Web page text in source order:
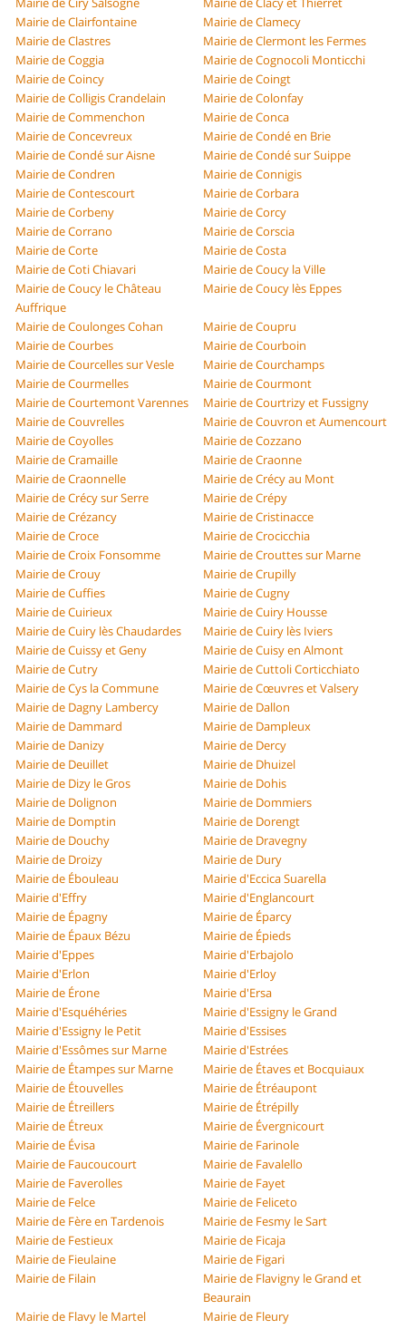
Mairie de Clairfontaine
Mairie de Clamecy
Mairie de Clastres
Mairie de Clermont les Fermes
Mairie de Coggia
Mairie de Cognocoli Monticchi
Mairie de Coincy
Mairie de Coingt
Mairie de Colligis Crandelain
Mairie de Colonfay
Mairie de Commenchon
Mairie de Conca
Mairie de Concevreux
Mairie de Condé en Brie
Mairie de Condé sur Aisne
Mairie de Condé sur Suippe
Mairie de Condren
Mairie de Connigis
Mairie de Contescourt
Mairie de Corbara
Mairie de Corbeny
Mairie de Corcy
Mairie de Corrano
Mairie de Corscia
Mairie de Corte
Mairie de Costa
Mairie de Coti Chiavari
Mairie de Coucy la Ville
Mairie de Coucy le Château
Auffrique
Mairie de Coucy lès Eppes
Mairie de Coulonges Cohan
Mairie de Coupru
Mairie de Courbes
Mairie de Courboin
Mairie de Courcelles sur Vesle
Mairie de Courchamps
Mairie de Courmelles
Mairie de Courmont
Mairie de Courtemont Varennes
Mairie de Courtrizy et Fussigny
Mairie de Couvrelles
Mairie de Couvron et Aumencourt
Mairie de Coyolles
Mairie de Cozzano
Mairie de Cramaille
Mairie de Craonne
Mairie de Craonnelle
Mairie de Crécy au Mont
Mairie de Crécy sur Serre
Mairie de Crépy
Mairie de Crézancy
Mairie de Cristinacce
Mairie de Croce
Mairie de Crocicchia
Mairie de Croix Fonsomme
Mairie de Crouttes sur Marne
Mairie de Crouy
Mairie de Crupilly
Mairie de Cuffies
Mairie de Cugny
Mairie de Cuirieux
Mairie de Cuiry Housse
Mairie de Cuiry lès Chaudardes
Mairie de Cuiry lès Iviers
Mairie de Cuissy et Geny
Mairie de Cuisy en Almont
Mairie de Cutry
Mairie de Cuttoli Corticchiato
Mairie de Cys la Commune
Mairie de Cœuvres et Valsery
Mairie de Dagny Lambercy
Mairie de Dallon
Mairie de Dammard
Mairie de Dampleux
Mairie de Danizy
Mairie de Dercy
Mairie de Deuillet
Mairie de Dhuizel
Mairie de Dizy le Gros
Mairie de Dohis
Mairie de Dolignon
Mairie de Dommiers
Mairie de Domptin
Mairie de Dorengt
Mairie de Douchy
Mairie de Dravegny
Mairie de Droizy
Mairie de Dury
Mairie de Ébouleau
Mairie d'Eccica Suarella
Mairie d'Effry
Mairie d'Englancourt
Mairie de Épagny
Mairie de Éparcy
Mairie de Épaux Bézu
Mairie de Épieds
Mairie d'Eppes
Mairie d'Erbajolo
Mairie d'Erlon
Mairie d'Erloy
Mairie de Érone
Mairie d'Ersa
Mairie d'Esquéhéries
Mairie d'Essigny le Grand
Mairie d'Essigny le Petit
Mairie d'Essises
Mairie d'Essômes sur Marne
Mairie d'Estrées
Mairie de Étampes sur Marne
Mairie de Étaves et Bocquiaux
Mairie de Étouvelles
Mairie de Étréaupont
Mairie de Étreillers
Mairie de Étrépilly
Mairie de Étreux
Mairie de Évergnicourt
Mairie de Évisa
Mairie de Farinole
Mairie de Faucoucourt
Mairie de Favalello
Mairie de Faverolles
Mairie de Fayet
Mairie de Felce
Mairie de Feliceto
Mairie de Fère en Tardenois
Mairie de Fesmy le Sart
Mairie de Festieux
Mairie de Ficaja
Mairie de Fieulaine
Mairie de Figari
Mairie de Filain
Mairie de Flavigny le Grand et
Beaurain
Mairie de Flavy le Martel
Mairie de Fleury